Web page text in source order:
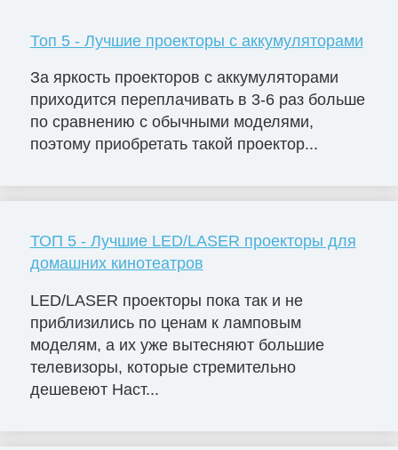
Топ 5 - Лучшие проекторы с аккумуляторами
За яркость проекторов с аккумуляторами
приходится переплачивать в 3-6 раз больше
по сравнению с обычными моделями,
поэтому приобретать такой проектор...
ТОП 5 - Лучшие LED/LASER проекторы для
домашних кинотеатров
LED/LASER проекторы пока так и не
приблизились по ценам к ламповым
моделям, а их уже вытесняют большие
телевизоры, которые стремительно
дешевеют Наст...